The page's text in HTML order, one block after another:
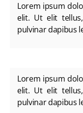
Lorem ipsum
elit. Ut elit
pulvinar dapibus
Lorem ipsum
elit. Ut elit
pulvinar dapibus